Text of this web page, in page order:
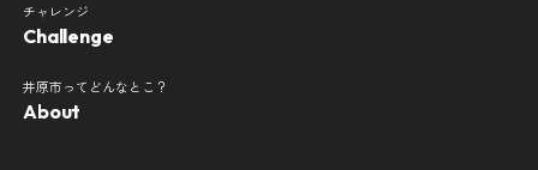
チャレンジ
Challenge
井原市ってどんなとこ？
About